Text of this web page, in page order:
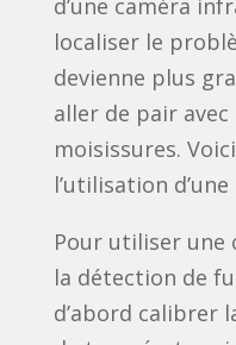
d’une caméra
localiser le
devienne plus
aller de pair
moisissures.
l’utilisation
Pour utiliser une
la détection de
d’abord calibrer